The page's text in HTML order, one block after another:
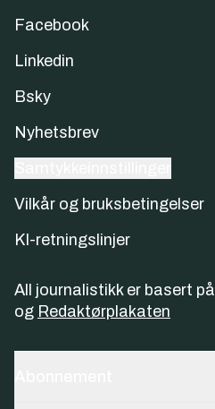
Facebook
Linkedin
Bsky
Nyhetsbrev
Vilkår og bruksbetingelser
KI-retningslinjer
All journalistikk er basert på
og Redaktørplakaten